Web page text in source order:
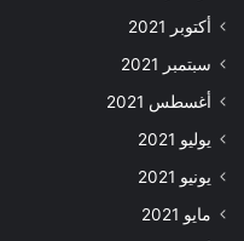
أكتوبر 2021
سبتمبر 2021
أغسطس 2021
يوليو 2021
يونيو 2021
مايو 2021